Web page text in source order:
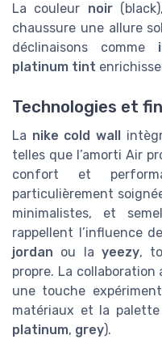
La couleur noir
chaussure une allure
déclinaisons comme
platinum tint
Technologies et
La nike cold wall
telles que l’amorti Air
confort et
particulièrement
minimalistes, et
rappellent l’influence
jordan ou la yeezy,
propre. La collaboration
une touche
matériaux et la
platinum, grey).